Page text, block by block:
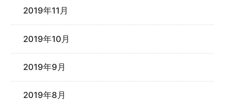
2019年11月
2019年10月
2019年9月
2019年8月